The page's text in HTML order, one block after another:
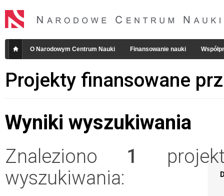
O Narodowym Centrum Nauki Finansowanie nauki
Projekty finansowane
Wyniki wyszukiwania
Znaleziono 1
wyszukiwania: